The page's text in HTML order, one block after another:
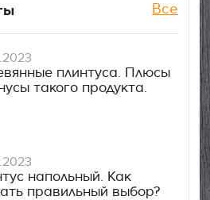
Все
плинтуса. Плюсы
такого продукта.
напольный. Как
правильный выбор?